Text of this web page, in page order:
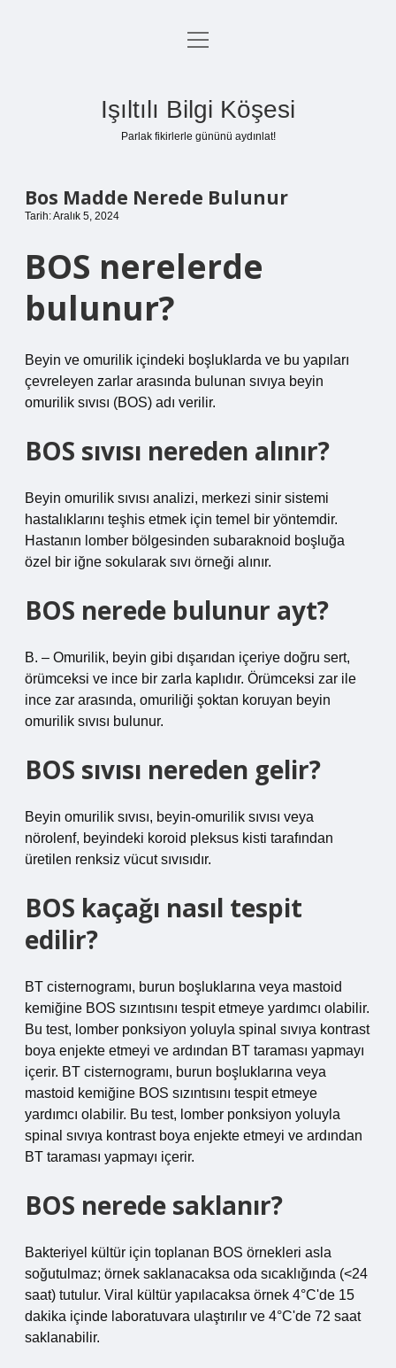
Anasayfa
Yasal Uyarı
menüyü
Işıltılı Bilgi Köşesi
Parlak fikirlerle gününü aydınlat!
Bos Madde Nerede Bulunur
Tarih: Aralık 5, 2024
BOS nerelerde
bulunur?
Beyin ve omurilik içindeki boşluklarda ve bu yapıları
çevreleyen zarlar arasında bulunan sıvıya beyin
omurilik sıvısı (BOS) adı verilir.
BOS sıvısı nereden alınır?
Beyin omurilik sıvısı analizi, merkezi sinir sistemi
hastalıklarını teşhis etmek için temel bir yöntemdir.
Hastanın lomber bölgesinden subaraknoid boşluğa
özel bir iğne sokularak sıvı örneği alınır.
BOS nerede bulunur ayt?
B. – Omurilik, beyin gibi dışarıdan içeriye doğru sert,
örümceksi ve ince bir zarla kaplıdır. Örümceksi zar ile
ince zar arasında, omuriliği şoktan koruyan beyin
omurilik sıvısı bulunur.
BOS sıvısı nereden gelir?
Beyin omurilik sıvısı, beyin-omurilik sıvısı veya
nörolenf, beyindeki koroid pleksus kisti tarafından
üretilen renksiz vücut sıvısıdır.
BOS kaçağı nasıl tespit
edilir?
BT cisternogramı, burun boşluklarına veya mastoid
kemiğine BOS sızıntısını tespit etmeye yardımcı olabilir.
Bu test, lomber ponksiyon yoluyla spinal sıvıya kontrast
boya enjekte etmeyi ve ardından BT taraması yapmayı
içerir. BT cisternogramı, burun boşluklarına veya
mastoid kemiğine BOS sızıntısını tespit etmeye
yardımcı olabilir. Bu test, lomber ponksiyon yoluyla
spinal sıvıya kontrast boya enjekte etmeyi ve ardından
BT taraması yapmayı içerir.
BOS nerede saklanır?
Bakteriyel kültür için toplanan BOS örnekleri asla
soğutulmaz; örnek saklanacaksa oda sıcaklığında (<24
saat) tutulur. Viral kültür yapılacaksa örnek 4°C'de 15
dakika içinde laboratuvara ulaştırılır ve 4°C'de 72 saat
saklanabilir.